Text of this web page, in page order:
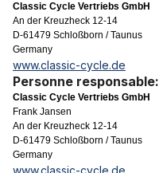
Classic Cycle Vertriebs GmbH
An der Kreuzheck 12-14
D-61479 Schloßborn / Taunus
Germany
www.classic-cycle.de
Personne responsable:
Classic Cycle Vertriebs GmbH
Frank Jansen
An der Kreuzheck 12-14
D-61479 Schloßborn / Taunus
Germany